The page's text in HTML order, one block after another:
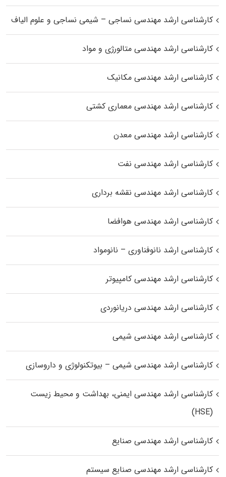
کارشناسی ارشد مهندسی نساجی – شیمی نساجی و علوم الیاف
کارشناسی ارشد مهندسی متالورژی و مواد
کارشناسی ارشد مهندسی مکانیک
کارشناسی ارشد مهندسی معماری کشتی
کارشناسی ارشد مهندسی معدن
کارشناسی ارشد مهندسی نفت
کارشناسی ارشد مهندسی نقشه برداری
کارشناسی ارشد مهندسی هوافضا
کارشناسی ارشد نانوفناوری – نانومواد
کارشناسی ارشد مهندسی کامپیوتر
کارشناسی ارشد مهندسی دریانوردی
کارشناسی ارشد مهندسی شیمی
کارشناسی ارشد مهندسی شیمی – بیوتکنولوژی و داروسازی
کارشناسی ارشد مهندسی ایمنی، بهداشت و محیط زیست
(HSE)
کارشناسی ارشد مهندسی صنایع
کارشناسی ارشد مهندسی صنایع سیستم